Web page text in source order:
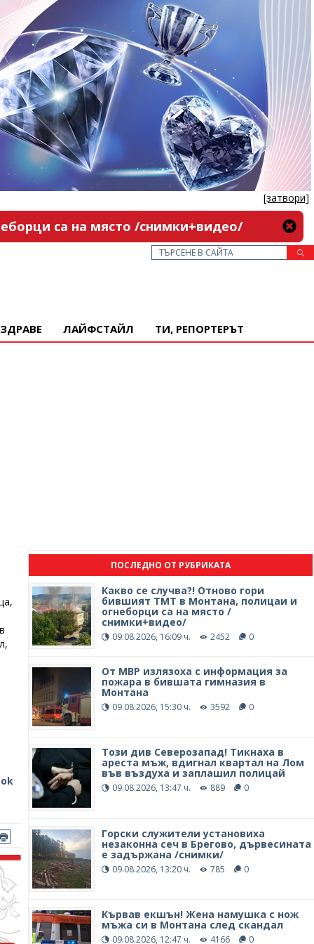
[затвори]
са на място /снимки+видео/
ЗДРАВЕ ЛАЙФСТАЙЛ ТИ, РЕПОРТЕРЪТ
ПОСЛЕДНО ОТ РУБРИКАТА
Какво се случва?! Отново гори
бившият ТМТ в Монтана, полицаи и
огнеборци са на място /
снимки+видео/
09.08.2026, 16:09 ч. 2452 0
От МВР излязоха с информация за
пожара в бившата гимназия в
Монтана
09.08.2026, 15:30 ч. 3592 0
Този див Северозапад! Тикнаха в
ареста мъж, вдигнал квартал на Лом
във въздуха и заплашил полицай
09.08.2026, 13:47 ч. 889 0
Горски служители установиха
незаконна сеч в Брегово, дървесината
е задържана /снимки/
09.08.2026, 13:20 ч. 785 0
Кървав екшън! Жена намушка с нож
мъжа си в Монтана след скандал
09.08.2026, 12:47 ч. 4166 0